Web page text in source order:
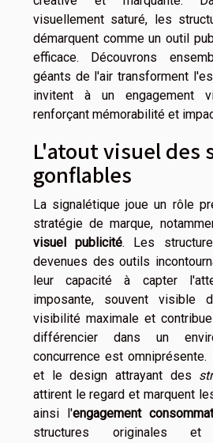
visuellement saturé, les
démarquent comme un outil
efficace. Découvrons
géants de l'air transforment
invitent à un engagement
renforçant mémorabilité et
L'atout visuel des
gonflables
La signalétique joue un rôle
stratégie de marque,
visuel publicité. Les
devenues des outils
leur capacité à capter
imposante, souvent visible
visibilité maximale et
différencier dans un
concurrence est
et le design attrayant des
attirent le regard et marquent
ainsi l'engagement
structures originales et